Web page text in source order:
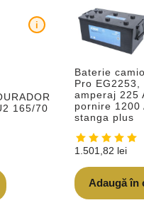
165/70
i
Baterie
Pro EG2253,
amperaj 225
pornire 1200
stanga plus
1.501,82 lei
Adaugă în